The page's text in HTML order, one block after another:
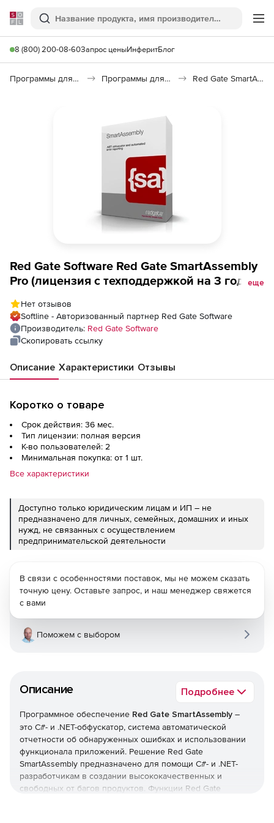
Softline
Поиск
8 (800) 200-08-60Запрос ценыИнферитБлог
Программы для программирования Программы для разработки ПО Red Gate SmartAssembly
Red Gate Software Red Gate SmartAssembly
Pro (лицензия с техподдержкой на 3 года),
еще
Нет отзывов
Softline - Авторизованный партнер Red Gate Software
Производитель: Red Gate Software
Скопировать ссылку
Описание Характеристики Отзывы
Коротко о товаре
Срок действия: 36 мес.
Тип лицензии: полная версия
К-во пользователей: 2
Минимальная покупка: от 1 шт.
Все характеристики
Доступно только юридическим лицам и ИП – не
предназначено для личных, семейных, домашних и иных
нужд, не связанных с осуществлением
предпринимательской деятельности
Описание Подробнее
Программное обеспечение Red Gate SmartAssembly –
это С#- и .NET-обфускатор, система автоматической
отчетности об обнаруженных ошибках и использовании
функционала приложений. Решение Red Gate
SmartAssembly предназначено для помощи С#- и .NET-
разработчикам в создании высококачественных и
свободных от багов продуктов. Функции Red Gate
В связи с особенностями поставок, мы не можем сказать
точную цену. Оставьте запрос, и наш менеджер свяжется
с вами
Поможем с выбором